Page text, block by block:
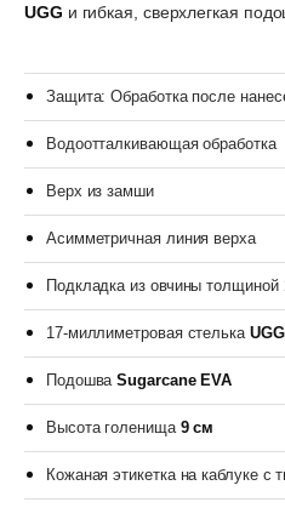
UGG и гибкая, сверхлегкая
Защита: Обработка после
Водоотталкивающая обработка
Верх из замши
Асимметричная линия верха
Подкладка из овчины толщиной
17-миллиметровая стелька
ПодошваSugarcane EVA
Высота голенища 9 см
Кожаная этикетка на каблуке с